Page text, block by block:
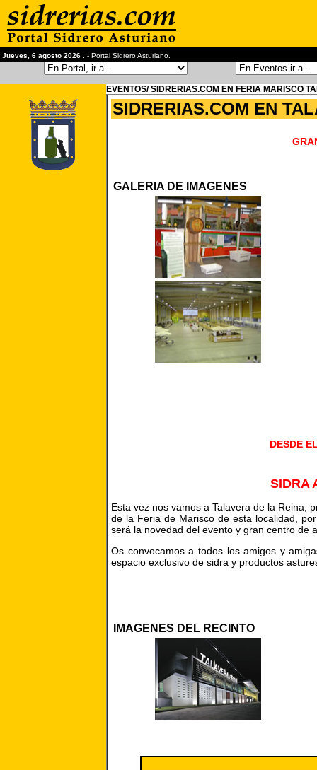
Jueves, 6 agosto 2026 . - Portal Sidrero Asturiano.
EVENTOS/ SIDRERIAS.COM EN FERIA MARISCO
SIDRERIAS.COM EN
GALERIA DE IMAGENES
DESDE
SIDRA
Esta vez nos vamos a Talavera de la Reina,
de la Feria de Marisco de esta localidad,
será la novedad del evento y gran centro de
Os convocamos a todos los amigos y
espacio exclusivo de sidra y productos
IMAGENES DEL RECINTO